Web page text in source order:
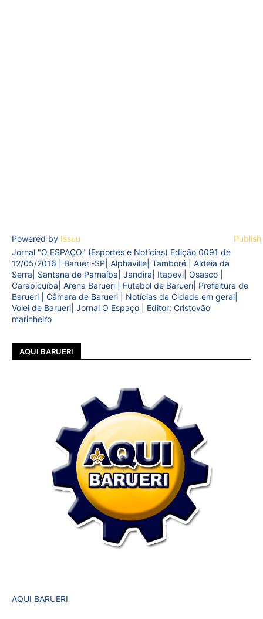
Powered by Issuu
Jornal "O ESPAÇO" (Esportes e Notícias) Edição 0091 de
12/05/2016 | Barueri-SP| Alphaville| Tamboré | Aldeia da
Serra| Santana de Parnaíba| Jandira| Itapevi| Osasco |
Carapicuíba| Arena Barueri | Futebol de Barueri| Prefeitura de
Barueri | Câmara de Barueri | Notícias da Cidade em geral|
Volei de Barueri| Jornal O Espaço | Editor: Cristovão
marinheiro
AQUI BARUERI
AQUI BARUERI